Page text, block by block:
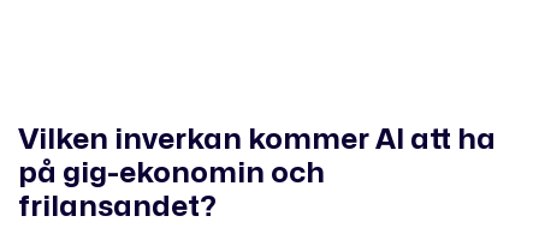
Vilken inverkan kommer AI att ha
på gig-ekonomin och
frilansandet?